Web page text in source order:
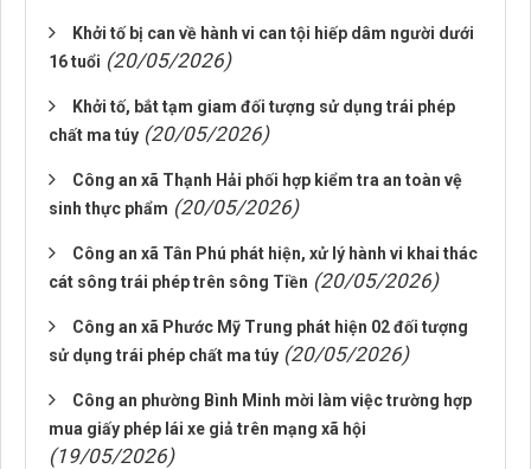
Khởi tố bị can về hành vi can tội hiếp dâm người dưới
16 tuổi (20/05/2026)
Khởi tố, bắt tạm giam đối tượng sử dụng trái phép
chất ma túy (20/05/2026)
Công an xã Thạnh Hải phối hợp kiểm tra an toàn vệ
sinh thực phẩm (20/05/2026)
Công an xã Tân Phú phát hiện, xử lý hành vi khai thác
cát sông trái phép trên sông Tiền (20/05/2026)
Công an xã Phước Mỹ Trung phát hiện 02 đối tượng
sử dụng trái phép chất ma túy (20/05/2026)
Công an phường Bình Minh mời làm việc trường hợp
mua giấy phép lái xe giả trên mạng xã hội
(19/05/2026)